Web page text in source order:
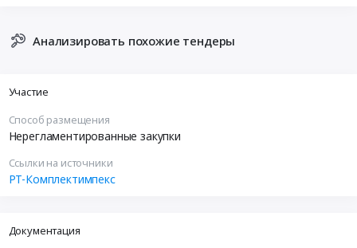
Анализировать похожие тендеры
Участие
Способ размещения
Нерегламентированные закупки
Ссылки на источники
РТ-Комплектимпекс
Документация